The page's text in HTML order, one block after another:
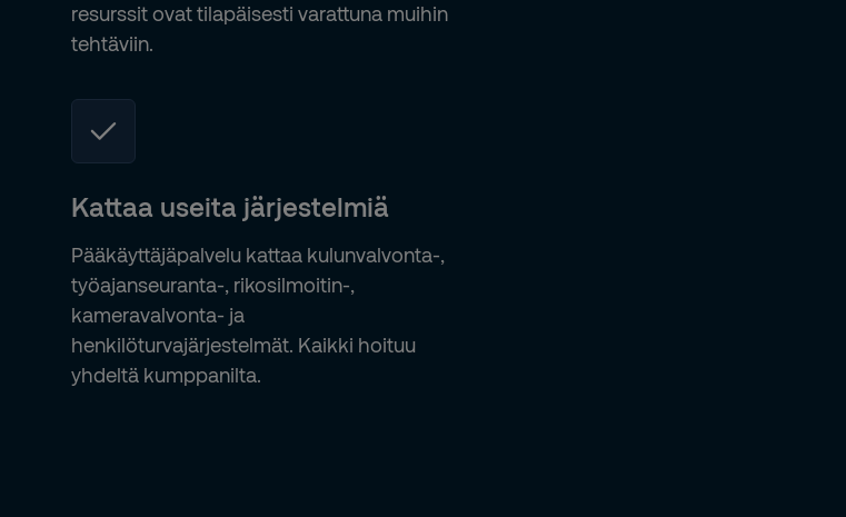
resurssit ovat tilapäisesti varattuna muihin
tehtäviin.
Kattaa useita järjestelmiä
Pääkäyttäjäpalvelu kattaa kulunvalvonta-,
työajanseuranta-, rikosilmoitin-,
kameravalvonta- ja
henkilöturvajärjestelmät. Kaikki hoituu
yhdeltä kumppanilta.